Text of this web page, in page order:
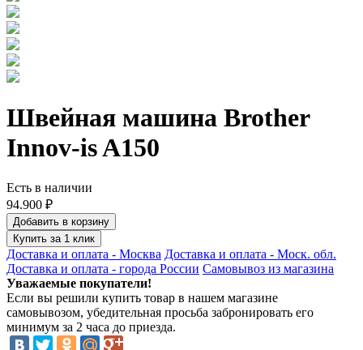
Швейная машина Brother
Innov-is A150
Есть в наличии
94.900 ₽
Добавить в корзину
Купить за 1 клик
Доставка и оплата - Москва Доставка и оплата - Моск. обл.
Доставка и оплата - города России Самовывоз из магазина
Уважаемые покупатели!
Если вы решили купить товар в нашем магазине
самовывозом, убедительная просьба забронировать его
минимум за 2 часа до приезда.